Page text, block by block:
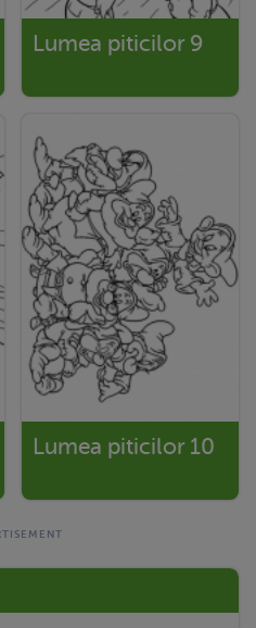
Lumea piticilor 9
Lumea piticilor 10